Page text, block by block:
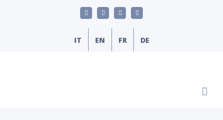
LinkedInYouTubeFacebookCorreo
electrónico
IT EN FR DE